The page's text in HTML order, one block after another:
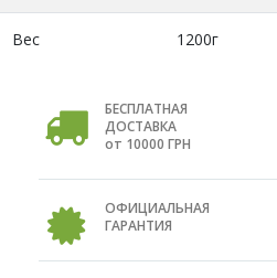
Вес 1200г
БЕСПЛАТНАЯ
ДОСТАВКА
от 10000 ГРН
ОФИЦИАЛЬНАЯ
ГАРАНТИЯ